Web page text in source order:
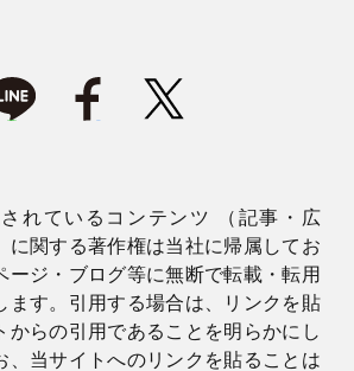
れているコンテンツ （記事・広
に関する著作権は当社に帰属してお
ージ・ブログ等に無断で転載・転用
ます。引用する場合は、リンクを貼
からの引用であることを明らかにし
、当サイトへのリンクを貼ることは